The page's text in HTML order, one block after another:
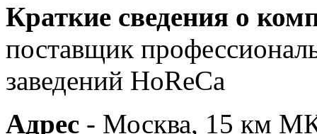
Краткие сведения о
поставщик
заведений HoReCa
Адрес - Москва, 15 км